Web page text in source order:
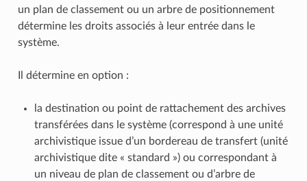
un plan de classement ou un arbre de positionnement
détermine les droits associés à leur entrée dans le
système.
Il détermine en option :
la destination ou point de rattachement des archives
transférées dans le système (correspond à une unité
archivistique issue d’un bordereau de transfert (unité
archivistique dite « standard ») ou correspondant à
un niveau de plan de classement ou d’arbre de